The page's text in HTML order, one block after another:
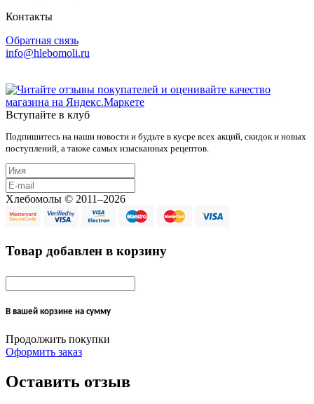
Контакты
Обратная связь
info@hlebomoli.ru
Вступайте в клуб
Подпишитесь на наши новости и будьте в кусре всех акций, скидок и новых
поступлений, а также самых изысканных рецептов.
Хлебомолы © 2011–2026
Товар добавлен в корзину
В вашей корзине на сумму
Продолжить покупки
Оформить заказ
Оставить отзыв